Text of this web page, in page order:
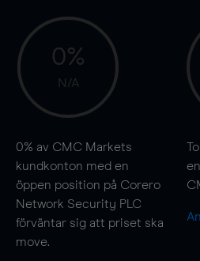
0%
N/A
0% av CMC Markets
kundkonton med en
öppen position på Corero
Network Security PLC
förväntar sig att priset ska
move.